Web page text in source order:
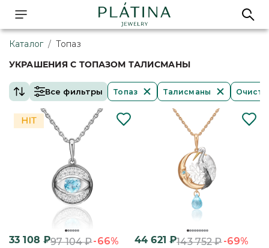
Каталог / Топаз
УКРАШЕНИЯ С ТОПАЗОМ ТАЛИСМАНЫ
Все фильтры Топаз Талисманы
33 108 ₽97 104₽-66% 44 621 ₽143 752₽-69%